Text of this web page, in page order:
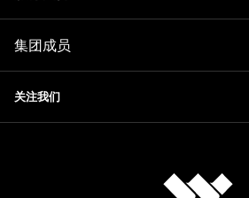
集团成员
关注我们